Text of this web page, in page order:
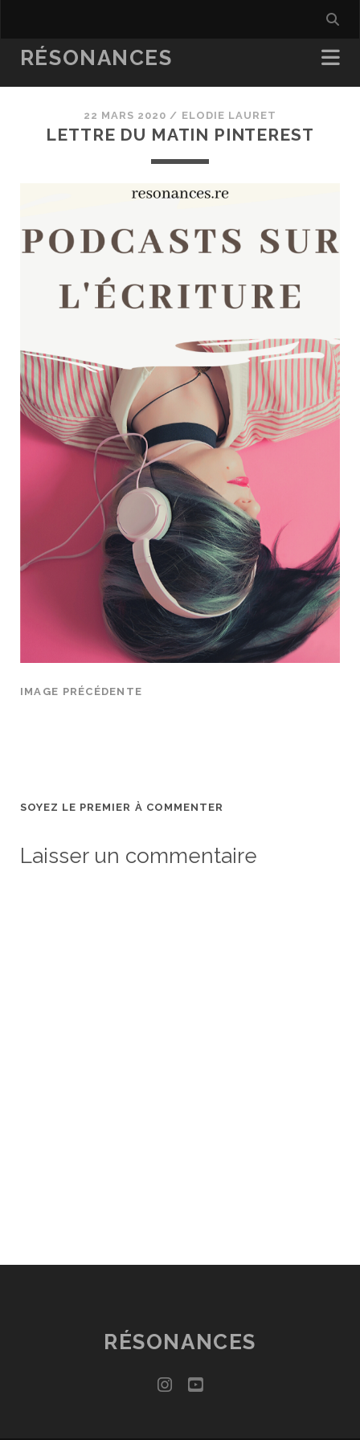
RÉSONANCES
22 MARS 2020 / ELODIE LAURET
LETTRE DU MATIN PINTEREST
IMAGE PRÉCÉDENTE
SOYEZ LE PREMIER À COMMENTER
Laisser un commentaire
RÉSONANCES
instagram
youtube